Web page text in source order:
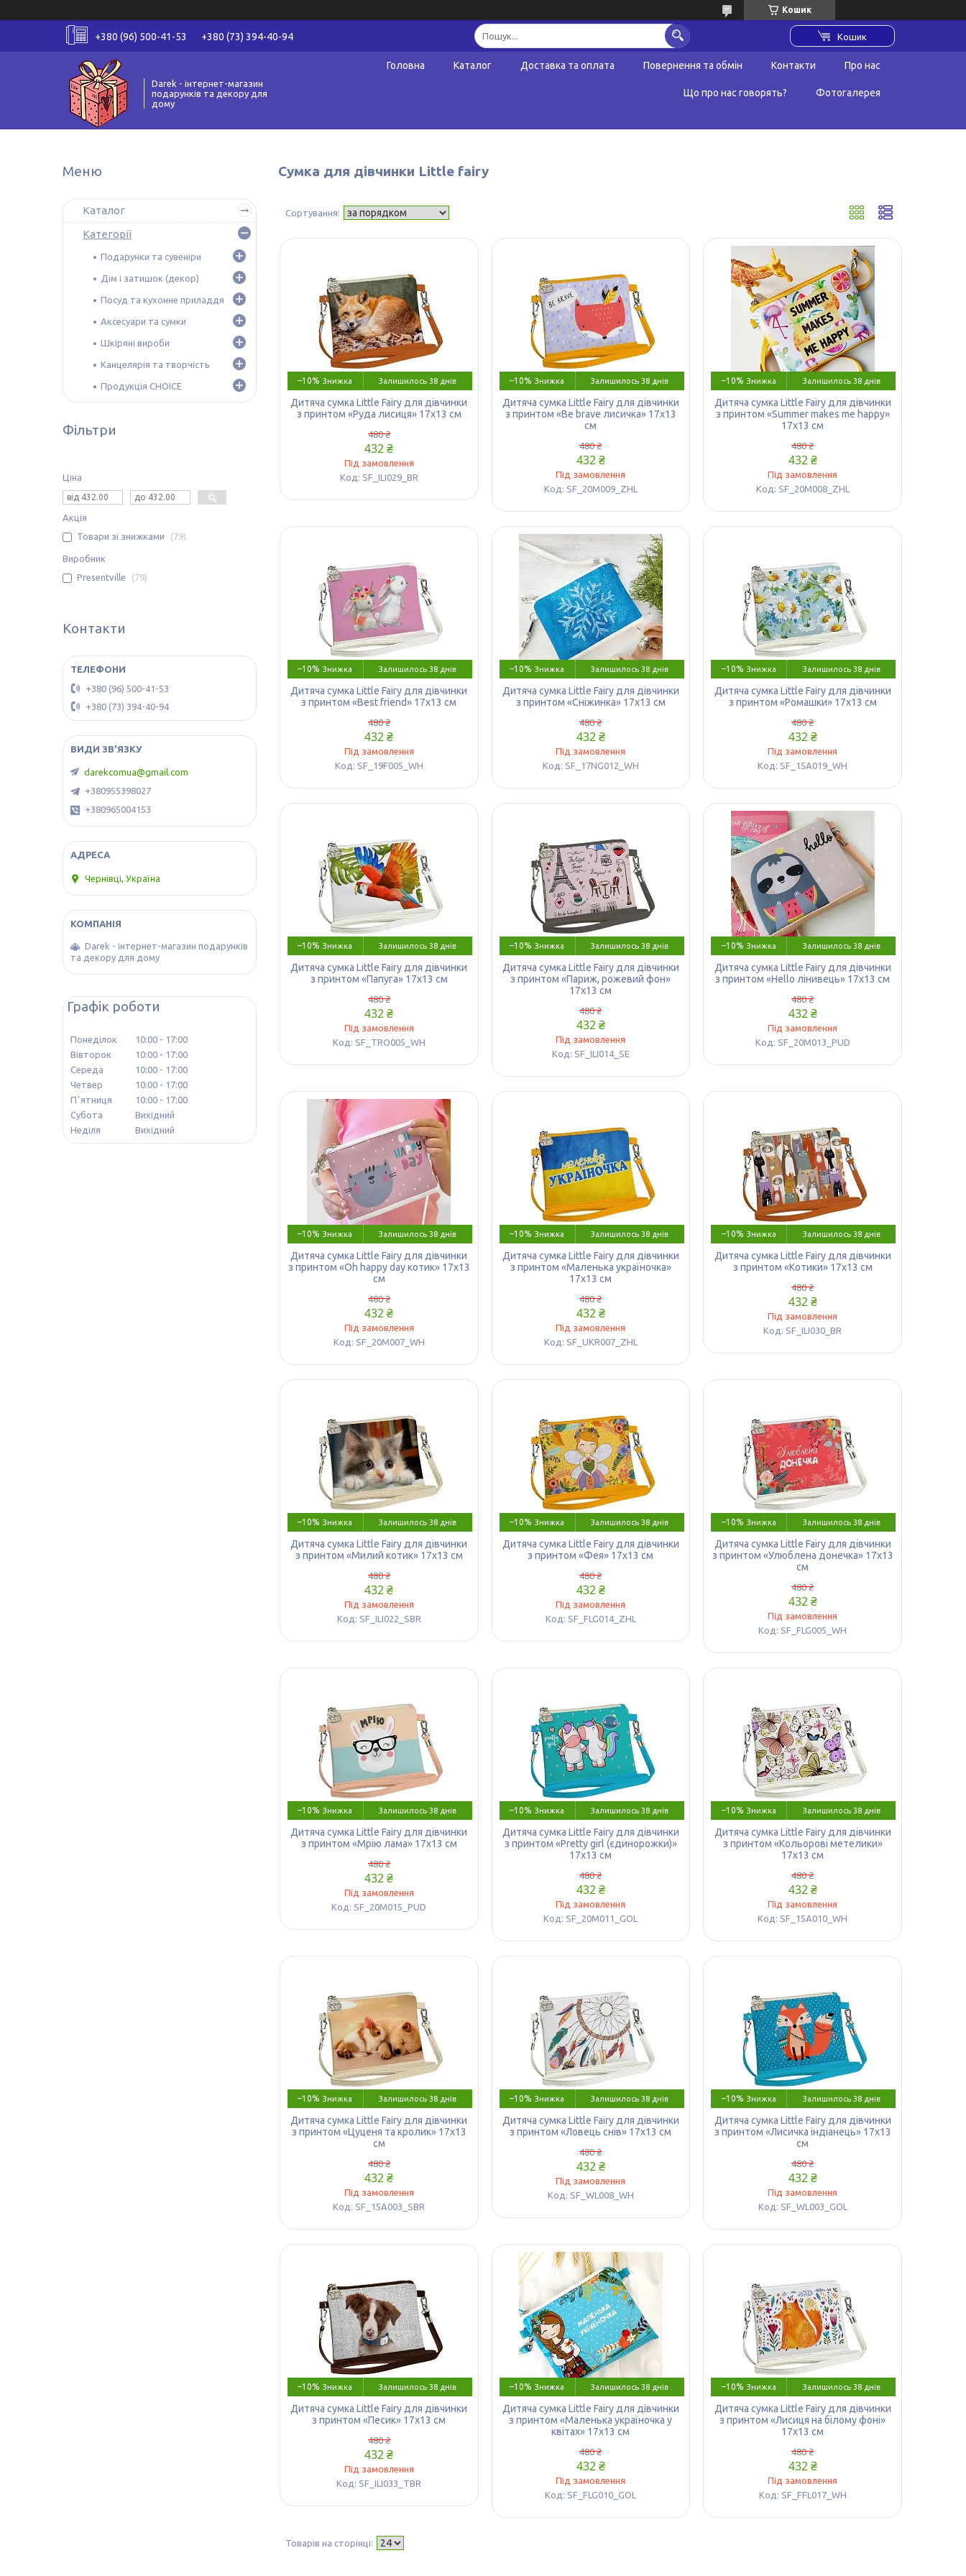
Кошик
+380 (96) 500-41-53 +380 (73) 394-40-94 Кошик
Darek - інтернет-магазин
подарунків та декору для
дому
Головна Каталог Доставка та оплата Повернення та обмін Контакти Про нас
Що про нас говорять? Фотогалерея
Сумка для дівчинки Little fairy
–10% Залишилось 38 днів
Дитяча сумка Little Fairy для дівчинки
з принтом «Руда лисиця» 17х13 см
480 ₴
432 ₴
Під замовлення
SF_ILI029_BR
–10% Залишилось 38 днів
Дитяча сумка Little Fairy для дівчинки
з принтом «Be brave лисичка» 17х13
см
480 ₴
432 ₴
Під замовлення
SF_20M009_ZHL
–10% Залишилось 38 днів
Дитяча сумка Little Fairy для дівчинки
з принтом «Summer makes me happy»
17х13 см
480 ₴
432 ₴
Під замовлення
SF_20M008_ZHL
–10% Залишилось 38 днів
Дитяча сумка Little Fairy для дівчинки
з принтом «Best friend» 17х13 см
480 ₴
432 ₴
Під замовлення
SF_19F005_WH
–10% Залишилось 38 днів
Дитяча сумка Little Fairy для дівчинки
з принтом «Сніжинка» 17х13 см
480 ₴
432 ₴
Під замовлення
SF_17NG012_WH
–10% Залишилось 38 днів
Дитяча сумка Little Fairy для дівчинки
з принтом «Ромашки» 17х13 см
480 ₴
432 ₴
Під замовлення
SF_15A019_WH
–10% Залишилось 38 днів
Дитяча сумка Little Fairy для дівчинки
з принтом «Папуга» 17х13 см
480 ₴
432 ₴
Під замовлення
SF_TRO005_WH
–10% Залишилось 38 днів
Дитяча сумка Little Fairy для дівчинки
з принтом «Париж, рожевий фон»
17х13 см
480 ₴
432 ₴
Під замовлення
SF_ILI014_SE
–10% Залишилось 38 днів
Дитяча сумка Little Fairy для дівчинки
з принтом «Hello лінивець» 17х13 см
480 ₴
432 ₴
Під замовлення
SF_20M013_PUD
–10% Залишилось 38 днів
Дитяча сумка Little Fairy для дівчинки
з принтом «Oh happy day котик» 17х13
см
480 ₴
432 ₴
Під замовлення
SF_20M007_WH
–10% Залишилось 38 днів
Дитяча сумка Little Fairy для дівчинки
з принтом «Маленька україночка»
17х13 см
480 ₴
432 ₴
Під замовлення
SF_UKR007_ZHL
–10% Залишилось 38 днів
Дитяча сумка Little Fairy для дівчинки
з принтом «Котики» 17х13 см
480 ₴
432 ₴
Під замовлення
SF_ILI030_BR
–10% Залишилось 38 днів
Дитяча сумка Little Fairy для дівчинки
з принтом «Милий котик» 17х13 см
480 ₴
432 ₴
Під замовлення
SF_ILI022_SBR
–10% Залишилось 38 днів
Дитяча сумка Little Fairy для дівчинки
з принтом «Фея» 17х13 см
480 ₴
432 ₴
Під замовлення
SF_FLG014_ZHL
–10% Залишилось 38 днів
Дитяча сумка Little Fairy для дівчинки
з принтом «Улюблена донечка» 17х13
см
480 ₴
432 ₴
Під замовлення
SF_FLG005_WH
–10% Залишилось 38 днів
Дитяча сумка Little Fairy для дівчинки
з принтом «Мрію лама» 17х13 см
480 ₴
432 ₴
Під замовлення
SF_20M015_PUD
–10% Залишилось 38 днів
Дитяча сумка Little Fairy для дівчинки
з принтом «Pretty girl (єдинорожки)»
17х13 см
480 ₴
432 ₴
Під замовлення
SF_20M011_GOL
–10% Залишилось 38 днів
Дитяча сумка Little Fairy для дівчинки
з принтом «Кольорові метелики»
17х13 см
480 ₴
432 ₴
Під замовлення
SF_15A010_WH
–10% Залишилось 38 днів
Дитяча сумка Little Fairy для дівчинки
з принтом «Цуценя та кролик» 17х13
см
480 ₴
432 ₴
Під замовлення
SF_15A003_SBR
–10% Залишилось 38 днів
Дитяча сумка Little Fairy для дівчинки
з принтом «Ловець снів» 17х13 см
480 ₴
432 ₴
Під замовлення
SF_WL008_WH
–10% Залишилось 38 днів
Дитяча сумка Little Fairy для дівчинки
з принтом «Лисичка індіанець» 17х13
см
480 ₴
432 ₴
Під замовлення
SF_WL003_GOL
–10% Залишилось 38 днів
Дитяча сумка Little Fairy для дівчинки
з принтом «Песик» 17х13 см
480 ₴
432 ₴
Під замовлення
SF_ILI033_TBR
–10% Залишилось 38 днів
Дитяча сумка Little Fairy для дівчинки
з принтом «Маленька україночка у
квітах» 17х13 см
480 ₴
432 ₴
Під замовлення
SF_FLG010_GOL
–10% Залишилось 38 днів
Дитяча сумка Little Fairy для дівчинки
з принтом «Лисиця на білому фоні»
17х13 см
480 ₴
432 ₴
Під замовлення
SF_FFL017_WH
Каталог
Категорії
Подарунки та сувеніри
Дім і затишок (декор)
Посуд та кухонне приладдя
Аксесуари та сумки
Шкіряні вироби
Канцелярія та творчість
Продукція CHOICE
Фільтри
Ціна
Акція
Товари зі знижками
79
Виробник
Presentville
79
Контакти
+380 (96) 500-41-53
+380 (73) 394-40-94
darekcomua@gmail.com
+380955398027
+380965004153
Чернівці, Україна
Darek - інтернет-магазин подарунків
та декору для дому
Графік роботи
Понеділок 10:00
17:00
Вівторок
10:00
17:00
Середа
10:00
17:00
Четвер
10:00
17:00
Пʼятниця
10:00
17:00
Субота
Вихідний
Неділя
Вихідний